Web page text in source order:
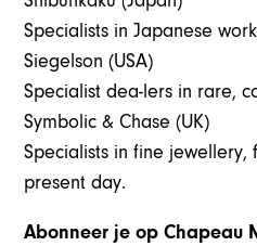
Specialists in Japanese
Siegelson (USA)
Specialist dea-lers in rare,
Symbolic & Chase (UK)
Specialists in fine jewellery,
present day.
Abonneer je op Chapeau